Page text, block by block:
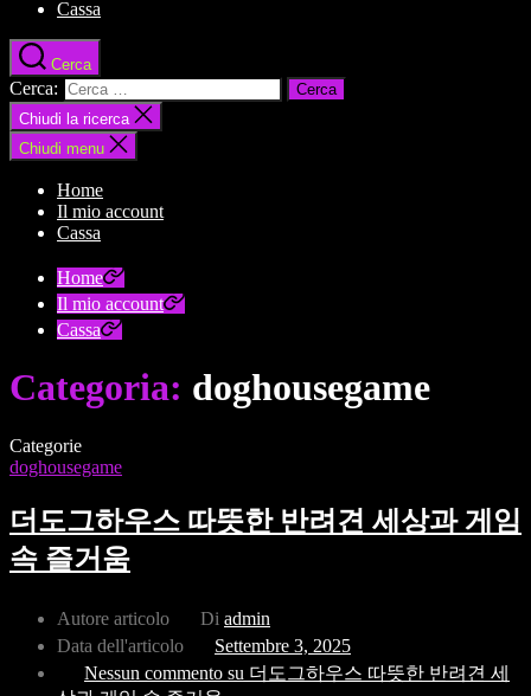
Cassa
Cerca
Cerca:
Chiudi la ricerca
Chiudi menu
Home
Il mio account
Cassa
Home
Il mio account
Cassa
Categoria: doghousegame
Categorie
doghousegame
더도그하우스 따뜻한 반려견 세상과 게임
속 즐거움
Autore articolo Di admin
Data dell'articolo
Settembre 3, 2025
Nessun commento su 더도그하우스 따뜻한 반려견 세